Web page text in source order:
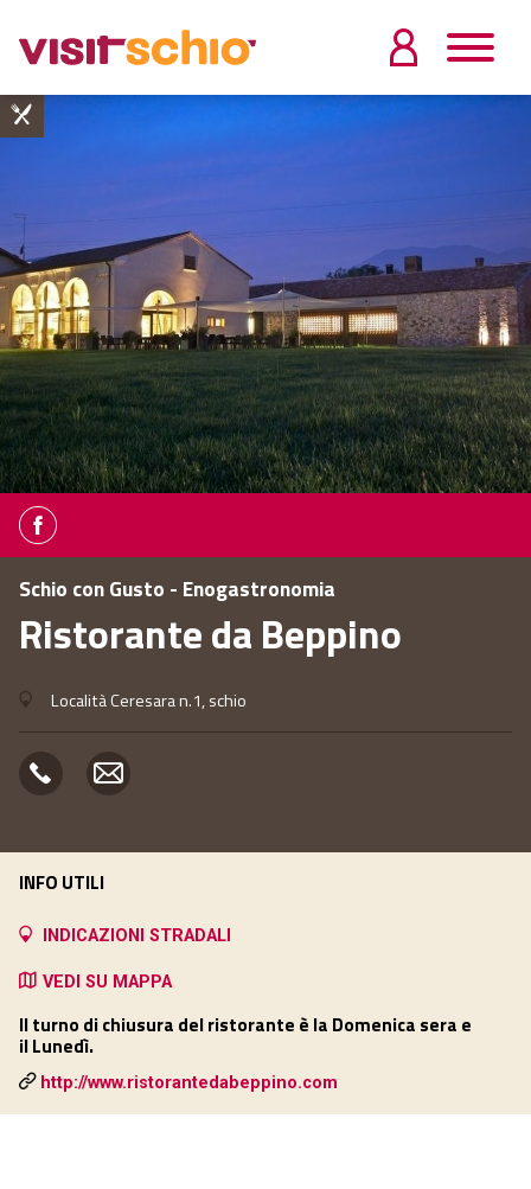
Schio con Gusto - Enogastronomia
Ristorante da Beppino
Località Ceresara n.1, schio
INFO UTILI
INDICAZIONI STRADALI
VEDI SU MAPPA
Il turno di chiusura del ristorante è la Domenica sera e
ilLunedì.
http://www.ristorantedabeppino.com